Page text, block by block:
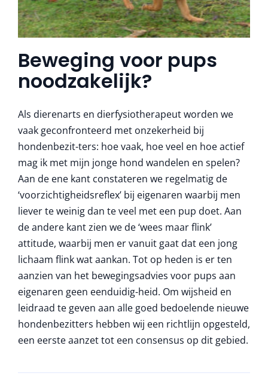
Beweging voor pups
noodzakelijk?
Als dierenarts en dierfysiotherapeut worden we
vaak geconfronteerd met onzekerheid bij
hondenbezit-ters: hoe vaak, hoe veel en hoe actief
mag ik met mijn jonge hond wandelen en spelen?
Aan de ene kant constateren we regelmatig de
‘voorzichtigheidsreflex’ bij eigenaren waarbij men
liever te weinig dan te veel met een pup doet. Aan
de andere kant zien we de ‘wees maar flink’
attitude, waarbij men er vanuit gaat dat een jong
lichaam flink wat aankan. Tot op heden is er ten
aanzien van het bewegingsadvies voor pups aan
eigenaren geen eenduidig-heid. Om wijsheid en
leidraad te geven aan alle goed bedoelende nieuwe
hondenbezitters hebben wij een richtlijn opgesteld,
een eerste aanzet tot een consensus op dit gebied.